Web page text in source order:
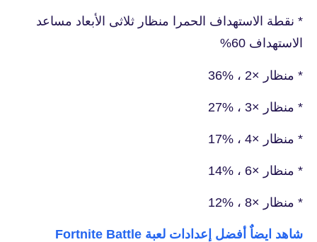
* نقطة الاستهداف الحمرا منظار ثلاثى الأبعاد مساعد
الاستهداف 60%
* منظار ×2 ، %36
* منظار ×3 ، %27
* منظار ×4 ، %17
* منظار ×6 ، %14
* منظار ×8 ، %12
شاهد ايضاٌ أفضل إعدادات لعبة Fortnite Battle